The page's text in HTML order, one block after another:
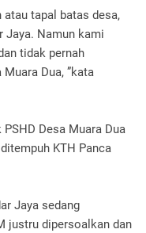
atau tapal batas desa,
Jaya. Namun kami
tidak pernah
Dua, ”kata
Desa Muara Dua
KTH Panca
Jaya sedang
justru dipersoalkan dan